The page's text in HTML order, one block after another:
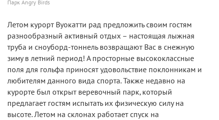
Парк Angry Birds
Летом курорт Вуокатти рад предложить своим гостям
разнообразный активный отдых – настоящая лыжная
труба и сноуборд-тоннель возвращают Вас в снежную
зиму в летний период! А просторные высококлассные
поля для гольфа приносят удовольствие поклонникам и
любителям данного вида спорта. Также недавно на
курорте был открыт веревочный парк, который
предлагает гостям испытать их физическую силу на
высоте. Летом на склонах работает спуск на